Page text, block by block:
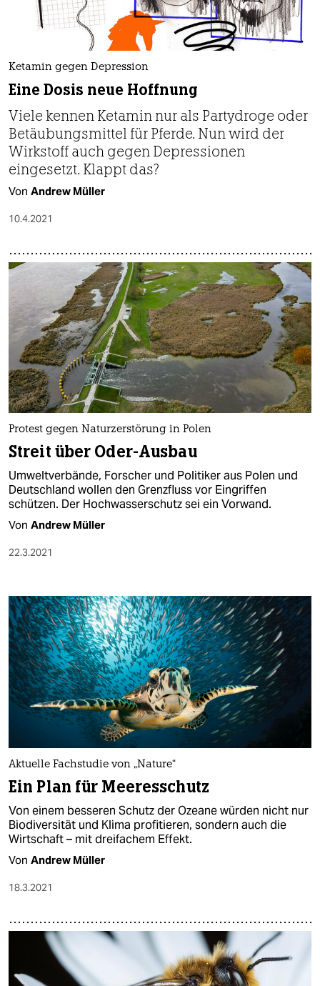
Ketamin gegen Depression
Eine Dosis neue Hoffnung
Viele kennen Ketamin nur als Partydroge oder
Betäubungsmittel für Pferde. Nun wird der
Wirkstoff auch gegen Depressionen
eingesetzt. Klappt das?
Von Andrew Müller
10.4.2021
Protest gegen Naturzerstörung in Polen
Streit über Oder-Ausbau
Umweltverbände, Forscher und Politiker aus Polen und
Deutschland wollen den Grenzfluss vor Eingriffen
schützen. Der Hochwasserschutz sei ein Vorwand.
Von Andrew Müller
22.3.2021
Aktuelle Fachstudie von „Nature“
Ein Plan für Meeresschutz
Von einem besseren Schutz der Ozeane würden nicht nur
Biodiversität und Klima profitieren, sondern auch die
Wirtschaft – mit dreifachem Effekt.
Von Andrew Müller
18.3.2021